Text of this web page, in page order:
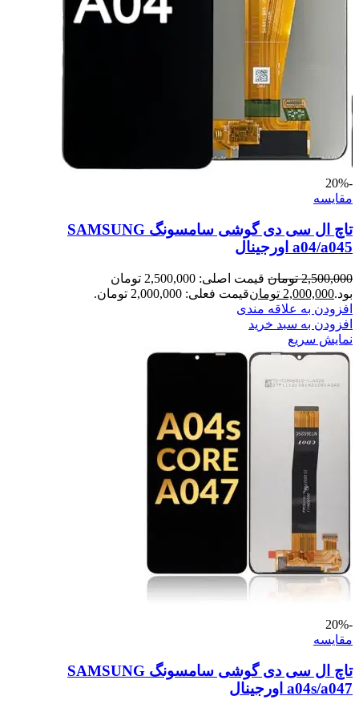
-20%
مقايسه
تاچ ال سی دی گوشی سامسونگ SAMSUNG
a04/a045 اورجینال
2,500,000 تومان
قیمت اصلی: 2,500,000 تومان
بود.2,000,000 تومانقیمت فعلی: 2,000,000 تومان.
افزودن به علاقه مندی
افزودن به سبد خرید
نمایش سریع
-20%
مقايسه
تاچ ال سی دی گوشی سامسونگ SAMSUNG
a04s/a047 اورجینال